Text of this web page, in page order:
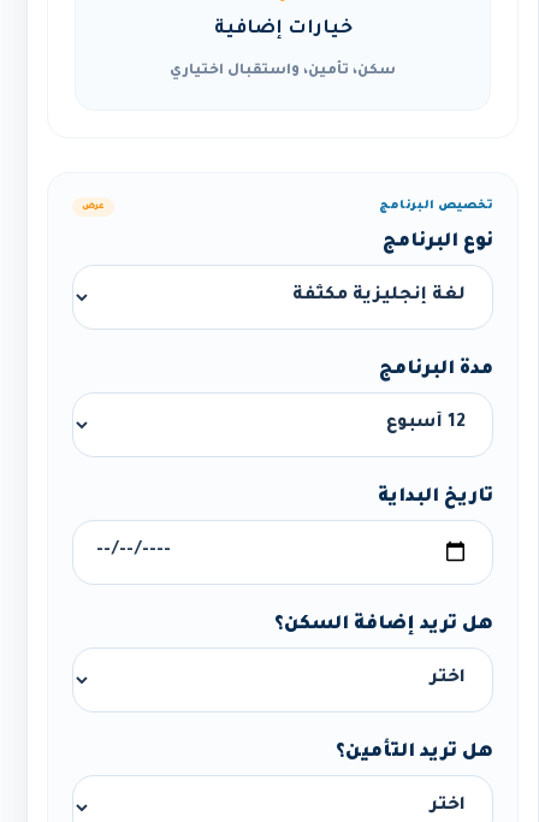
خيارات إضافية
سكن، تأمين، واستقبال اختياري
تخصيص البرنامج عرض
نوع البرنامج
مدة البرنامج
تاريخ البداية
هل تريد إضافة السكن؟
هل تريد التأمين؟